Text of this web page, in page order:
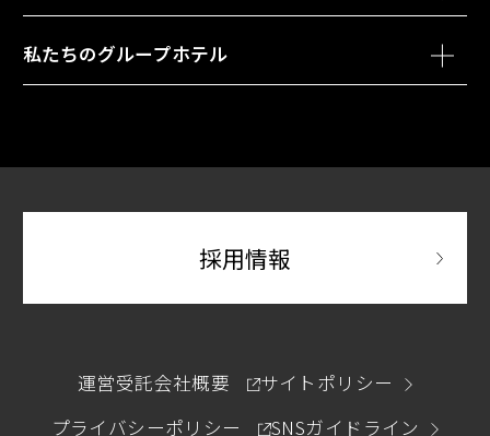
クロススイーツ東京浅草 別ウィンドウで開きます
私たちのグループホテル
ホテル ユニバーサル ポート / ホテル ユニバーサル
ポート ヴィータ別ウィンドウで開きます
採用情報 別ウィンドウで開
運営受託会社概要 別ウィンドウで開きます
サイトポリシー
プライバシーポリシー
別ウィンドウで開きます
SNSガイドライン